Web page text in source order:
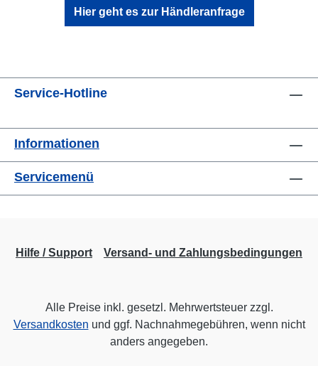
Hier geht es zur Händleranfrage
Service-Hotline
Informationen
Servicemenü
Hilfe / Support Versand- und Zahlungsbedingungen
Alle Preise inkl. gesetzl. Mehrwertsteuer zzgl.
Versandkosten und ggf. Nachnahmegebühren, wenn nicht
anders angegeben.